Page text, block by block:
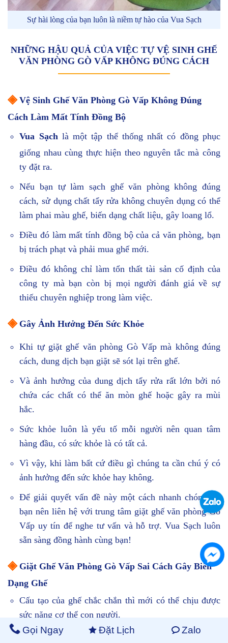
Sự hài lòng của bạn luôn là niềm tự hào của Vua Sạch
NHỮNG HẬU QUẢ CỦA VIỆC TỰ VỆ SINH GHẾ
VĂN PHÒNG GÒ VẤP KHÔNG ĐÚNG CÁCH
◈Vệ Sinh Ghế Văn Phòng Gò Vấp Không Đúng
Cách Làm Mất Tính Đồng Bộ
Vua Sạchlà một tập thể thống nhất có đồng phục
giống nhau cùng thực hiện theo nguyên tắc mà công
ty đặt ra.
Nếu bạn tự làm sạch ghế văn phòng không đúng
cách, sử dụng chất tẩy rửa không chuyên dụng có thể
làm phai màu ghế, biến dạng chất liệu, gây loang lổ.
Điều đó làm mất tính đồng bộ của cả văn phòng, bạn
bị trách phạt và phải mua ghế mới.
Điều đó không chỉ làm tổn thất tài sản cố định của
công ty mà bạn còn bị mọi người đánh giá về sự
thiếu chuyên nghiệp trong làm việc.
◈Gây Ảnh Hưởng Đến Sức Khỏe
Khi tự giặt ghế văn phòng Gò Vấp mà không đúng
cách, dung dịch bạn giặt sẽ sót lại trên ghế.
Và ảnh hưởng của dung dịch tẩy rửa rất lớn bởi nó
chứa các chất có thể ăn mòn ghế hoặc gây ra mùi
hắc.
Sức khỏe luôn là yếu tố mỗi người nên quan tâm
hàng đầu, có sức khỏe là có tất cả.
Vì vậy, khi làm bất cứ điều gì chúng ta cần chú ý có
ảnh hưởng đến sức khỏe hay không.
Để giải quyết vấn đề này một cách nhanh chóng thì
bạn nên liên hệ với trung tâm giặt ghế văn phòng Gò
Vấp uy tín để nghe tư vấn và hỗ trợ. Vua Sạch luôn
sẵn sàng đồng hành cùng bạn!
◈Giặt Ghế Văn Phòng Gò Vấp Sai Cách Gây Biến
Dạng Ghế
Cấu tạo của ghế chắc chắn thì mới có thể chịu được
sức nặng cơ thể con người.
Nếu bạn tự làm sạch ghế văn phòng mà không có các
Gọi Ngay Đặt Lịch Zalo